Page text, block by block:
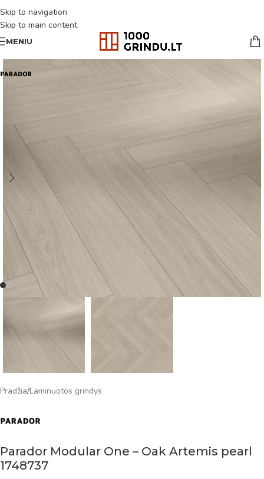
Skip to navigation
Skip to main content
MENIU
Pradžia/Laminuotos grindys
Parador Modular One – Oak Artemis pearl
1748737